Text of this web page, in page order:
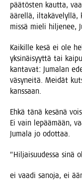
pää­tös­ten kaut­ta,
äärel­lä, ilta­kä­ve­lyl­lä,
mis­sä mie­li hil­je­nee,
Kai­kil­le kesä ei ole
yksi­näi­syyt­tä tai
kan­ta­vat: Juma­lan
väsy­nei­tä. Mei­dät
kanssaan.
Ehkä tänä kesä­nä
Ei vain lepää­mään,
Juma­la jo odottaa.
”Hil­jai­suu­des­sa sinä
ei vaa­di sano­ja, ei